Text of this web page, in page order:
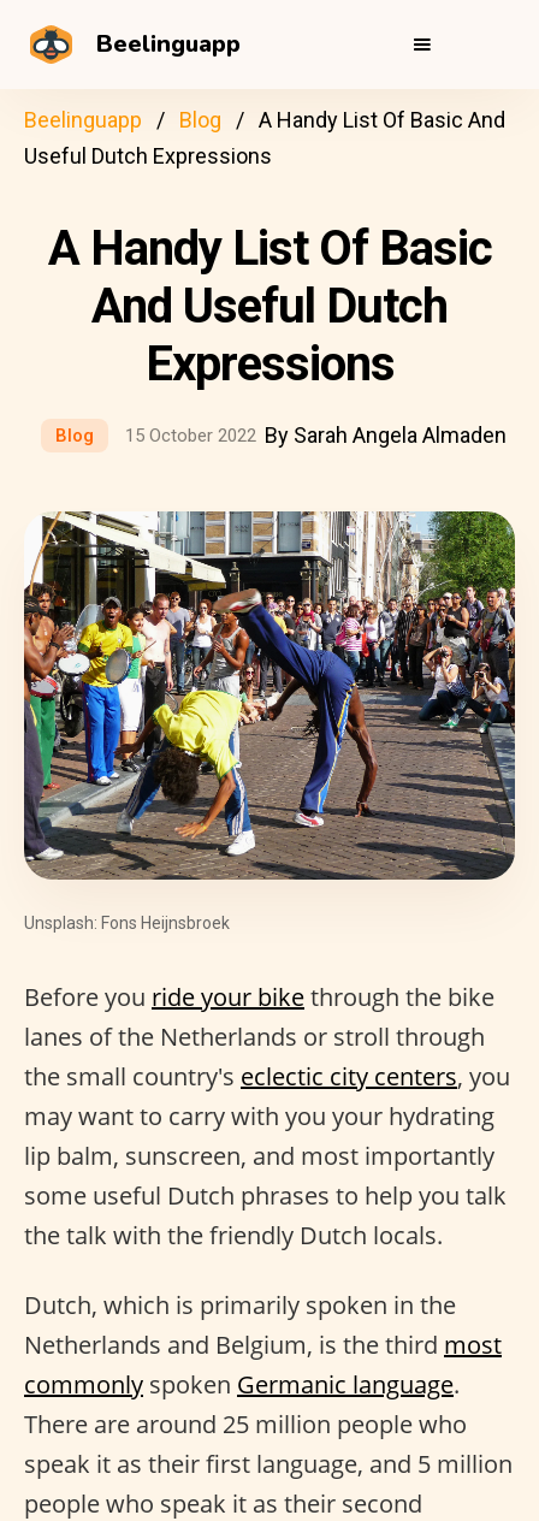
Beelinguapp
Beelinguapp Blog
A Handy List Of Basic And
Useful Dutch Expressions
A Handy List Of Basic
And Useful Dutch
Expressions
Blog 15 October 2022 By Sarah Angela Almaden
Unsplash: Fons Heijnsbroek
Before you ride your bikethrough the bike
lanes of the Netherlands or stroll through
the small country's eclectic city centers, you
may want to carry with you your hydrating
lip balm, sunscreen, and most importantly
some useful Dutch phrases to help you talk
the talk with the friendly Dutch locals.
Dutch, which is primarily spoken in the
Netherlands and Belgium, is the third most
commonly spoken Germanic language.
There are around 25 million people who
speak it as their first language, and 5 million
people who speak it as their second